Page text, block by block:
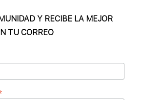
Y RECIBE LA MEJOR
TU CORREO